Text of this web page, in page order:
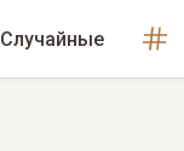
Случайные